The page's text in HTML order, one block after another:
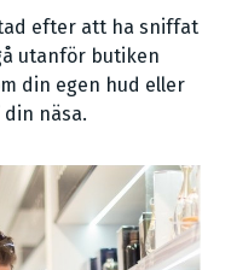
efter att ha sniffat
utanför butiken
din egen hud eller
näsa.